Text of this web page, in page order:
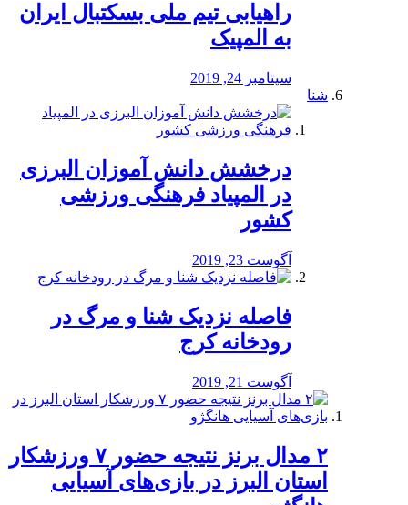
راهیابی تیم ملی بسکتبال ایران
به المپیک
سپتامبر 24, 2019
شنا
درخشش دانش آموزان البرزی
در المپیاد فرهنگی ورزشی
کشور
آگوست 23, 2019
️فاصله نزدیک شنا و مرگ در
رودخانه کرج
آگوست 21, 2019
۲ مدال برنز نتیجه حضور ۷ ورزشکار
استان البرز در بازی‌های آسیایی